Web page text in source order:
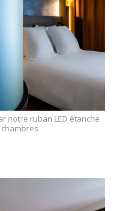
notre ruban LED étanche